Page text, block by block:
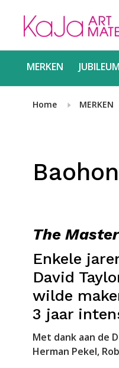
MERKEN
Home MERKEN
The
Enkele
David
wilde
3 jaar
Met dank aan de
Herman Pekel,